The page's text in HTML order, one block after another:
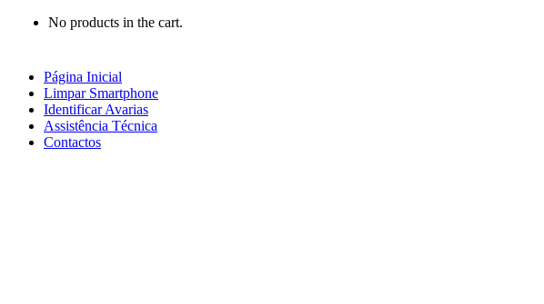
No products in the cart.
Página Inicial
Limpar Smartphone
Identificar Avarias
Assistência Técnica
Contactos